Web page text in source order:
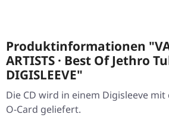
Produktinformationen
ARTISTS · Best Of Jethro
DIGISLEEVE"
Die CD wird in einem Digisleeve mit
O-Card geliefert.